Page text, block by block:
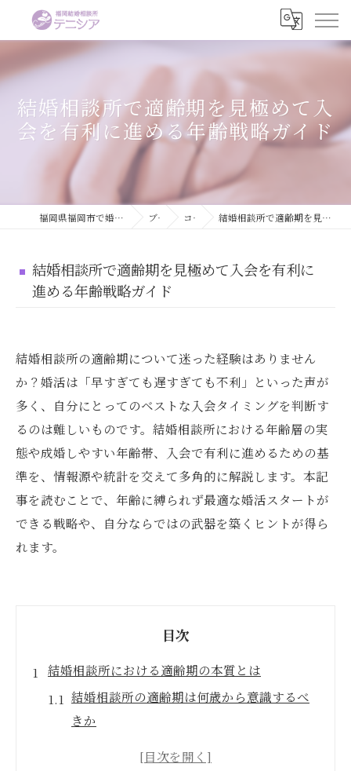
結婚相談所で適齢期を見極めて入
会を有利に進める年齢戦略ガイド
福岡県福岡市で婚活するなら結婚相談所テニシア ブログ コラム 結婚相談所で適齢期を見極めて入会を有利に進める年齢戦略ガイド
結婚相談所で適齢期を見極めて入会を有利に
進める年齢戦略ガイド
結婚相談所の適齢期について迷った経験はありません
か？婚活は「早すぎても遅すぎても不利」といった声が
多く、自分にとってのベストな入会タイミングを判断す
るのは難しいものです。結婚相談所における年齢層の実
態や成婚しやすい年齢帯、入会で有利に進めるための基
準を、情報源や統計を交えて多角的に解説します。本記
事を読むことで、年齢に縛られず最適な婚活スタートが
できる戦略や、自分ならではの武器を築くヒントが得ら
れます。
目次
結婚相談所における適齢期の本質とは
結婚相談所の適齢期は何歳から意識するべ
きか